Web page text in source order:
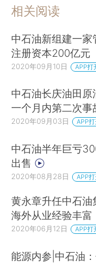
相关阅读
中石油新组建一家
注册资本200亿元
2020年09月10日 APP打
中石油长庆油田原
一个月内第二次事
2020年09月03日 APP
中石油半年巨亏
出售
2020年08月28日 APP
黄永章升任中石油
海外从业经验丰富
2020年06月12日 APP打
能源内参|中石油